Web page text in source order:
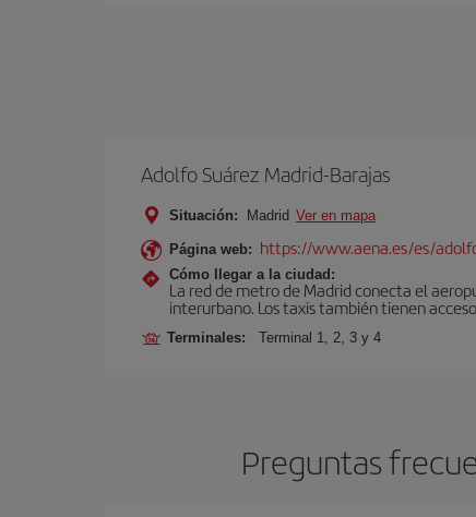
Adolfo Suárez Madrid-Barajas
Situación: Madrid Ver en mapa
Página web: https://www.aena.es/es/
Cómo llegar a la ciudad:
La red de metro de Madrid conecta el
interurbano. Los taxis también tienen
Terminales: Terminal 1, 2, 3 y 4
Preguntas